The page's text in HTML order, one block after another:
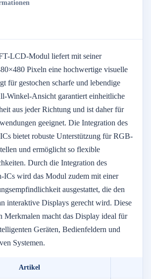
LCD-Modul liefert mit seiner
Pixeln eine hochwertige visuelle
für gestochen scharfe und lebendige
Winkel-Ansicht garantiert einheitliche
aus jeder Richtung und ist daher für
geeignet. Die Integration des
bietet robuste Unterstützung für RGB-
und ermöglicht so flexible
Durch die Integration des
ICs wird das Modul zudem mit einer
ausgestattet, die den
interaktive Displays gerecht wird. Diese
Merkmalen macht das Display ideal für
Geräten, Bedienfeldern und
Systemen.
Artikel